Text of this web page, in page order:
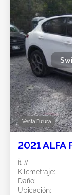
Venta Futura
2021 ALFA
Ít #:
Kilometraje:
Daño:
Ubicación: